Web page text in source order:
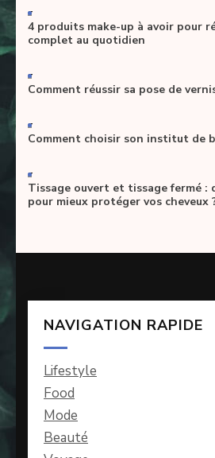
-
4 produits make-up à avoir pour
complet au quotidien
-
Comment réussir sa pose de
-
Comment choisir son institut de
-
Tissage ouvert et tissage fermé :
pour mieux protéger vos cheveux
NAVIGATION RAPIDE
Lifestyle
Food
Mode
Beauté